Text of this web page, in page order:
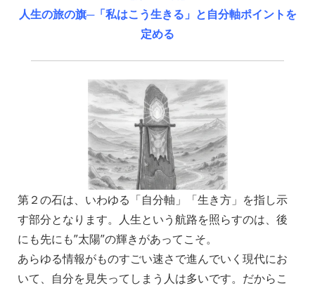
人生の旅の旗─「私はこう生きる」と自分軸ポイントを
定める
第２の石は、いわゆる「自分軸」「生き方」を指し示
す部分となります。人生という航路を照らすのは、後
にも先にも”太陽”の輝きがあってこそ。
あらゆる情報がものすごい速さで進んでいく現代にお
いて、自分を見失ってしまう人は多いです。 だからこ